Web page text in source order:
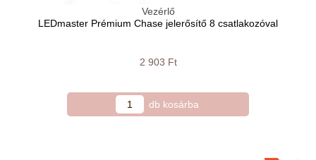
Vezérlő
LEDmaster Prémium Chase jelerősítő 8 csatlakozóval
2 903 Ft